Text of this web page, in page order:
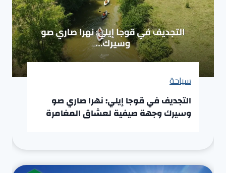
سياحة
التجديف في قوجا إيلي: نهرا صاري صو
وسيرك وجهة صيفية لعشاق المغامرة